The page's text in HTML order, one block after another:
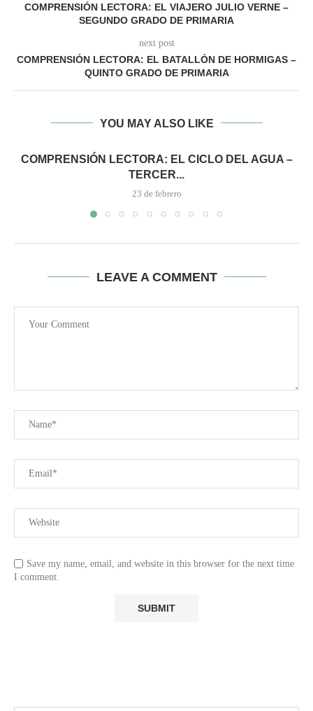
COMPRENSIÓN LECTORA: EL VIAJERO JULIO VERNE –
SEGUNDO GRADO DE PRIMARIA
next post
COMPRENSIÓN LECTORA: EL BATALLÓN DE HORMIGAS –
QUINTO GRADO DE PRIMARIA
YOU MAY ALSO LIKE
COMPRENSIÓN LECTORA: EL CICLO DEL AGUA –
TERCER...
23 de febrero
LEAVE A COMMENT
Save my name, email, and website in this browser for the next time
I comment.